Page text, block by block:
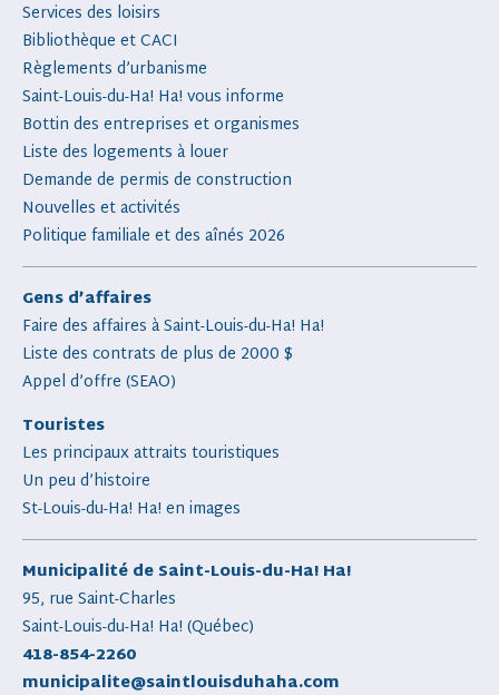
Services des loisirs
Bibliothèque et CACI
Règlements d’urbanisme
Saint-Louis-du-Ha! Ha! vous informe
Bottin des entreprises et organismes
Liste des logements à louer
Demande de permis de construction
Nouvelles et activités
Politique familiale et des aînés 2026
Gens d’affaires
Faire des affaires à Saint-Louis-du-Ha! Ha!
Liste des contrats de plus de 2000 $
Appel d’offre (SEAO)
Touristes
Les principaux attraits touristiques
Un peu d’histoire
St-Louis-du-Ha! Ha! en images
Municipalité de Saint-Louis-du-Ha! Ha!
95, rue Saint-Charles
Saint-Louis-du-Ha! Ha! (Québec)
418-854-2260
municipalite@saintlouisduhaha.com